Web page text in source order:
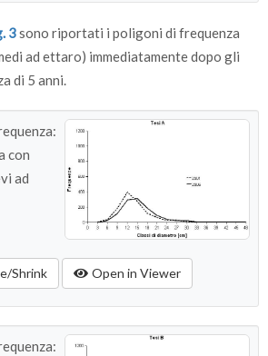
11.7 211.49
2082
3sono riportati i poligoni di frequenza
ad ettaro) immediatamente dopo gli
di 5 anni.
con
ad
Shrink Open in Viewer